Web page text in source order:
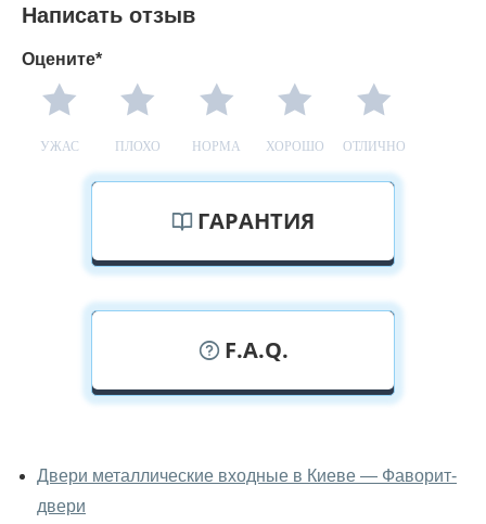
Написать отзыв
Оцените*
УЖАС ПЛОХО НОРМА ХОРОШО ОТЛИЧНО
ГАРАНТИЯ
F.A.Q.
входные вживую?
Да, можно посмотреть двери входные в нашем
Двери металлические входные в Киеве — Фаворит-
двери